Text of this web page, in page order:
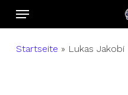
SkipMenu
Startseite » Lukas Jakobi